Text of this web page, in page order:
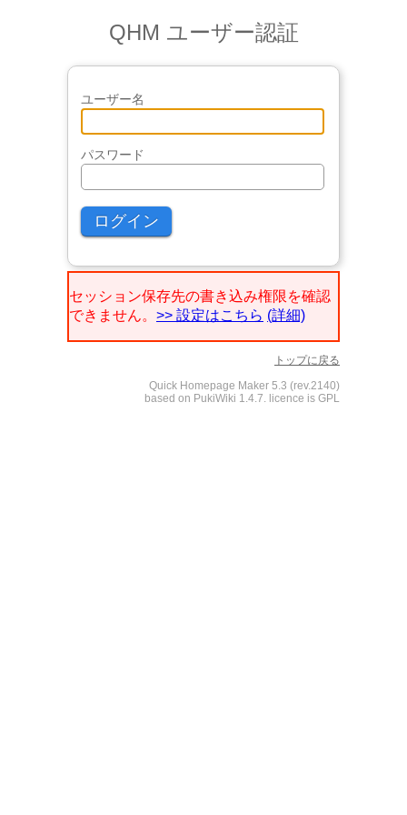
QHM ユーザー認証
ユーザー名
パスワード
セッション保存先の書き込み権限を確認
できません。 >> 設定はこちら (詳細)
トップに戻る
Quick Homepage Maker 5.3 (rev.2140)
based on PukiWiki 1.4.7. licence is GPL